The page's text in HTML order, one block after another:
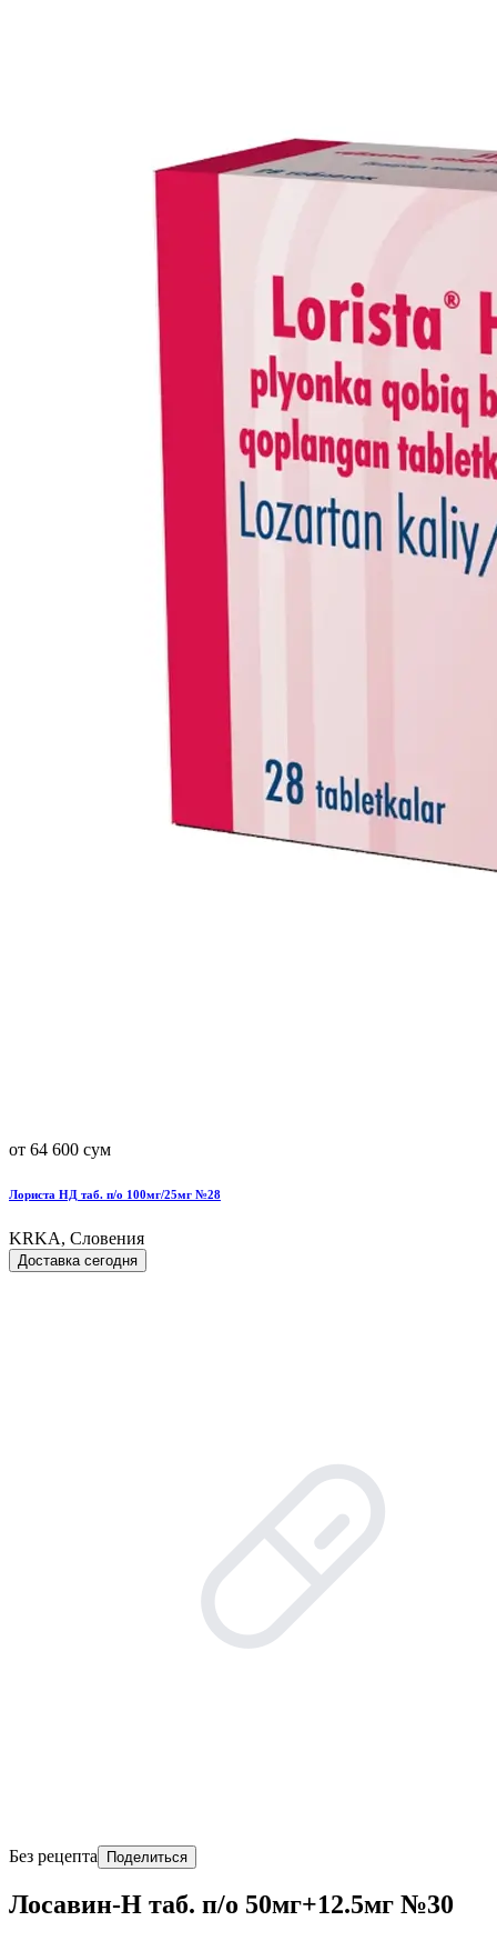
от 64 600 сум
Лориста НД таб. п/о 100мг/25мг №28
KRKA, Словения
Доставка сегодня
Без рецепта Поделиться
Лосавин-Н таб. п/о 50мг+12.5мг №30